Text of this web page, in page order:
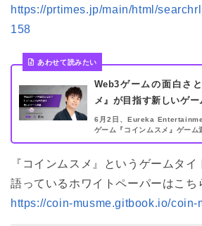
https://prtimes.jp/main/html/
158
あわせて読みたい
Web3ゲームの面白さ
メ』が目指す新しいゲー
6月2日、Eureka
ゲーム『コインムスメ』ゲーム
プトで生み出される『コイン
になる予定なのか。Eureka
ムスメ』開発に携わる辻拓也様
『コインムスメ』というゲームタ
語っているホワイトペーパーはこち
https://coin-musme.gitbook.io/